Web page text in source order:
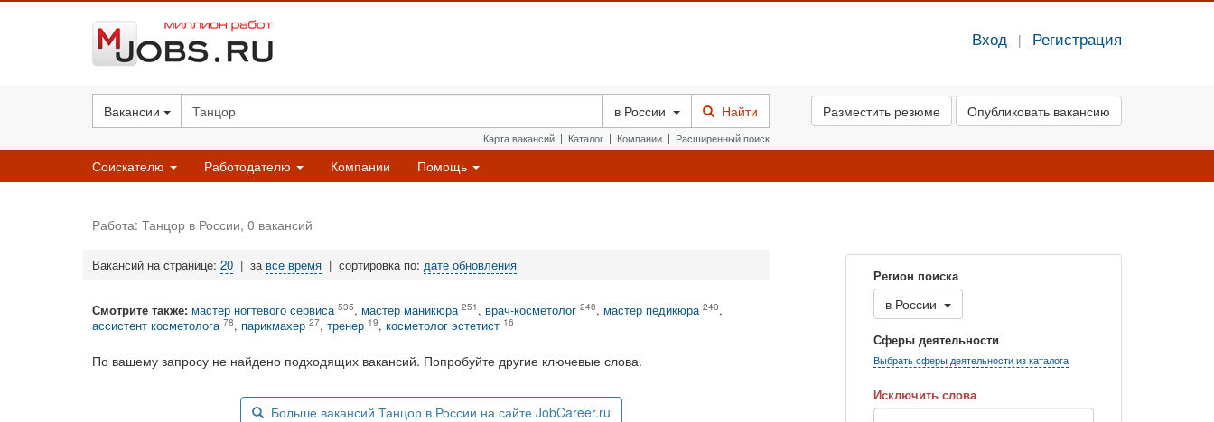
Вход | Регистрация
Вакансии в России Найти
Карта вакансий | Каталог | Компании | Расширенный поиск
Разместить резюме Опубликовать вакансию
Соискателю Работодателю Компании Помощь
Работа: Танцор в России, 0 вакансий
Вакансий на странице: 20 | за все время | сортировка по: дате обновления
Смотрите также: мастер ногтевого сервиса 535, мастер маникюра 251 , врач-косметолог 248, мастер педикюра 240,
ассистент косметолога 78, парикмахер 27, тренер 19, косметолог эстетист 16
По вашему запросу не найдено подходящих вакансий. Попробуйте другие ключевые слова.
Больше вакансий Танцор в России на сайте JobCareer.ru
Регион поиска
в России
Сферы деятельности
Выбрать сферы деятельности из каталога
Исключить слова